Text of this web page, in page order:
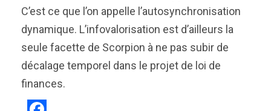
C’est ce que l’on appelle l’autosynchronisation
dynamique. L’infovalorisation est d’ailleurs la
seule facette de Scorpion à ne pas subir de
décalage temporel dans le projet de loi de
finances.